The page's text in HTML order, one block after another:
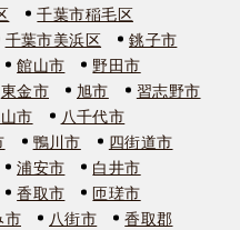
千葉市稲毛区
千葉市美浜区
銚子市
館山市
野田市
東金市 旭市
習志野市
市
八千代市
鴨川市
四街道市
浦安市
白井市
香取市
匝瑳市
市 八街市
香取郡